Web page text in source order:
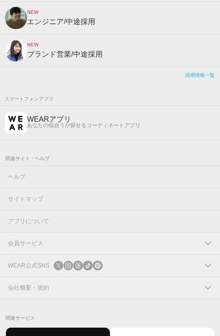
NEW
エンジニア/中途採用
NEW
ブランド営業/中途採用
採用情報一覧
スマートフォンアプリ
WEARアプリ
あなたの似合うが探せるコーディネートアプリ
関連サイト・ヘルプ
ヘルプ
サイトマップ
アプリについて
会員サービス
ログイン
新規会員登録
WEAR公式SNS
X
会社概要・規約
関連サービス